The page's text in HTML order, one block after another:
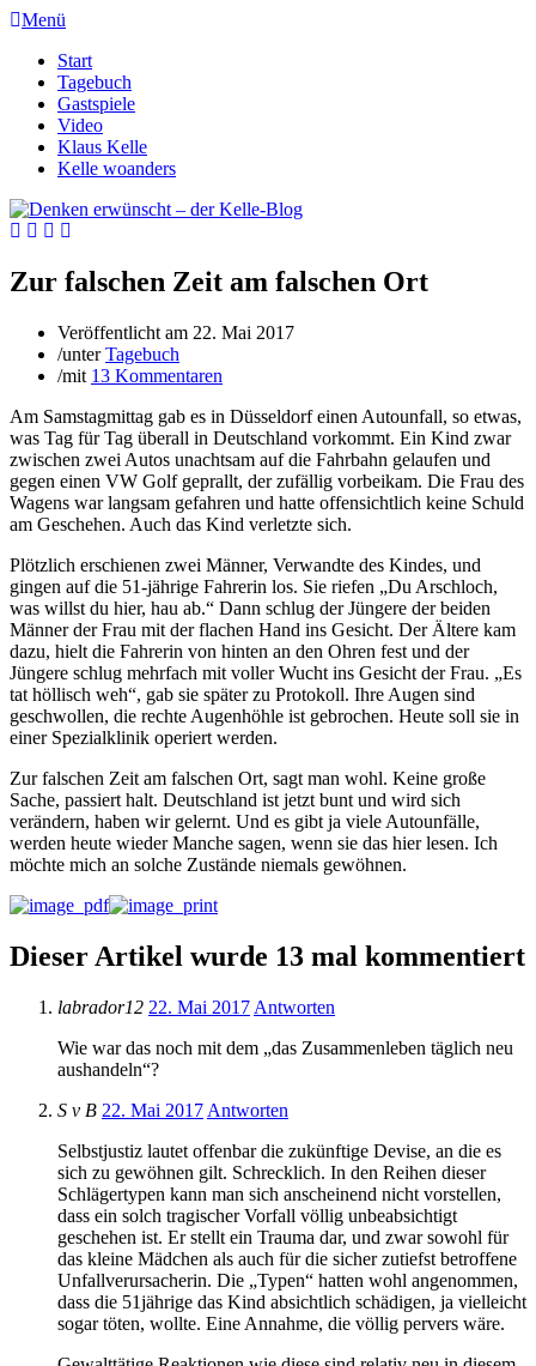
Menü
Start
Tagebuch
Gastspiele
Video
Klaus Kelle
Kelle woanders
Zur falschen Zeit am falschen Ort
Veröffentlicht am 22. Mai 2017
/unterTagebuch
/mit 13 Kommentaren
Am Samstagmittag gab es in Düsseldorf einen Autounfall, so etwas,
was Tag für Tag überall in Deutschland vorkommt. Ein Kind zwar
zwischen zwei Autos unachtsam auf die Fahrbahn gelaufen und
gegen einen VW Golf geprallt, der zufällig vorbeikam. Die Frau des
Wagens war langsam gefahren und hatte offensichtlich keine Schuld
am Geschehen. Auch das Kind verletzte sich.
Plötzlich erschienen zwei Männer, Verwandte des Kindes, und
gingen auf die 51-jährige Fahrerin los. Sie riefen „Du Arschloch,
was willst du hier, hau ab.“ Dann schlug der Jüngere der beiden
Männer der Frau mit der flachen Hand ins Gesicht. Der Ältere kam
dazu, hielt die Fahrerin von hinten an den Ohren fest und der
Jüngere schlug mehrfach mit voller Wucht ins Gesicht der Frau. „Es
tat höllisch weh“, gab sie später zu Protokoll. Ihre Augen sind
geschwollen, die rechte Augenhöhle ist gebrochen. Heute soll sie in
einer Spezialklinik operiert werden.
Zur falschen Zeit am falschen Ort, sagt man wohl. Keine große
Sache, passiert halt. Deutschland ist jetzt bunt und wird sich
verändern, haben wir gelernt. Und es gibt ja viele Autounfälle,
werden heute wieder Manche sagen, wenn sie das hier lesen. Ich
möchte mich an solche Zustände niemals gewöhnen.
Dieser Artikel wurde 13 mal kommentiert
labrador12 22. Mai 2017 Antworten
Wie war das noch mit dem „das Zusammenleben täglich neu
aushandeln“?
S v B 22. Mai 2017 Antworten
Selbstjustiz lautet offenbar die zukünftige Devise, an die es
sich zu gewöhnen gilt. Schrecklich. In den Reihen dieser
Schlägertypen kann man sich anscheinend nicht vorstellen,
dass ein solch tragischer Vorfall völlig unbeabsichtigt
geschehen ist. Er stellt ein Trauma dar, und zwar sowohl für
das kleine Mädchen als auch für die sicher zutiefst betroffene
Unfallverursacherin. Die „Typen“ hatten wohl angenommen,
dass die 51jährige das Kind absichtlich schädigen, ja vielleicht
sogar töten, wollte. Eine Annahme, die völlig pervers wäre.